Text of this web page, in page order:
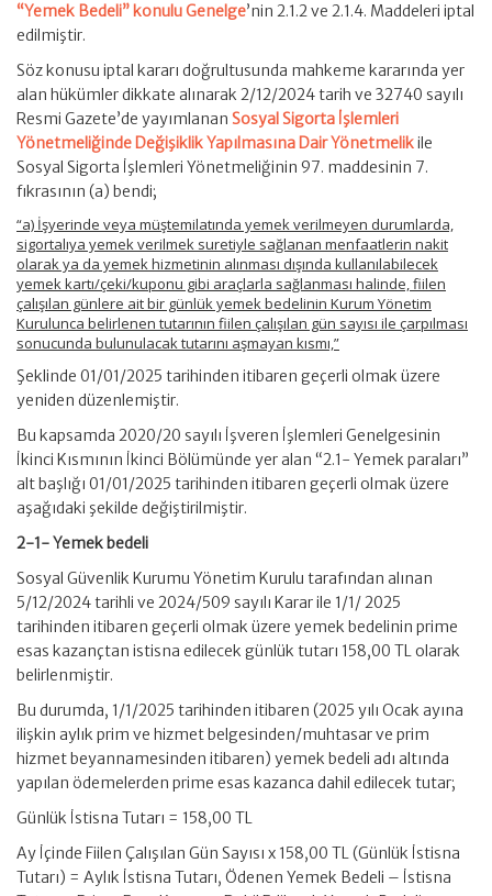
“Yemek Bedeli” konulu Genelge’nin 2.1.2 ve 2.1.4. Maddeleri iptal
edilmiştir.
Söz konusu iptal kararı doğrultusunda mahkeme kararında yer
alan hükümler dikkate alınarak 2/12/2024 tarih ve 32740 sayılı
Resmi Gazete’de yayımlanan Sosyal Sigorta İşlemleri
Yönetmeliğinde Değişiklik Yapılmasına Dair Yönetmelikile
Sosyal Sigorta İşlemleri Yönetmeliğinin 97. maddesinin 7.
fıkrasının (a) bendi;
“a) İşyerinde veya müştemilatında yemek verilmeyen durumlarda,
sigortalıya yemek verilmek suretiyle sağlanan menfaatlerin nakit
olarak ya da yemek hizmetinin alınması dışında kullanılabilecek
yemek kartı/çeki/kuponu gibi araçlarla sağlanması halinde, fiilen
çalışılan günlere ait bir günlük yemek bedelinin Kurum Yönetim
Kurulunca belirlenen tutarının fiilen çalışılan gün sayısı ile çarpılması
sonucunda bulunulacak tutarını aşmayan kısmı,”
Şeklinde 01/01/2025 tarihinden itibaren geçerli olmak üzere
yeniden düzenlemiştir.
Bu kapsamda 2020/20 sayılı İşveren İşlemleri Genelgesinin
İkinci Kısmının İkinci Bölümünde yer alan “2.1- Yemek paraları”
alt başlığı 01/01/2025 tarihinden itibaren geçerli olmak üzere
aşağıdaki şekilde değiştirilmiştir.
2-1- Yemek bedeli
Sosyal Güvenlik Kurumu Yönetim Kurulu tarafından alınan
5/12/2024 tarihli ve 2024/509 sayılı Karar ile 1/1/ 2025
tarihinden itibaren geçerli olmak üzere yemek bedelinin prime
esas kazançtan istisna edilecek günlük tutarı 158,00 TL olarak
belirlenmiştir.
Bu durumda, 1/1/2025 tarihinden itibaren (2025 yılı Ocak ayına
ilişkin aylık prim ve hizmet belgesinden/muhtasar ve prim
hizmet beyannamesinden itibaren) yemek bedeli adı altında
yapılan ödemelerden prime esas kazanca dahil edilecek tutar;
Günlük İstisna Tutarı = 158,00 TL
Ay İçinde Fiilen Çalışılan Gün Sayısı x 158,00 TL (Günlük İstisna
Tutarı) = Aylık İstisna Tutarı, Ödenen Yemek Bedeli – İstisna